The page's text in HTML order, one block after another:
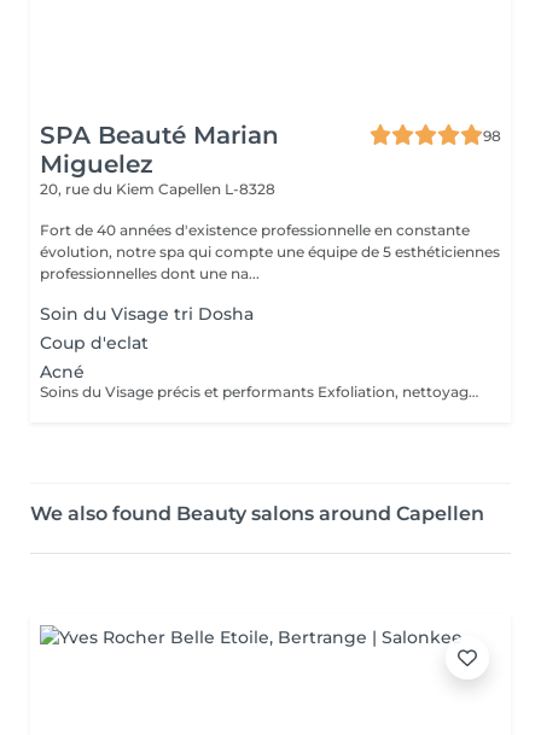
SPA Beauté Marian
Miguelez
98
20, rue du Kiem Capellen L-8328
Fort de 40 années d'existence professionnelle en constante
évolution, notre spa qui compte une équipe de 5 esthéticiennes
professionnelles dont une na...
Soin du Visage tri Dosha
Coup d'eclat
Acné
Soins du Visage précis et performants Exfoliation, nettoyage de peau profond, sérum personnalisé, masque ciblé, constituent les étapes clés des soins du visage PHYTOMER. Les produits utilisés pour les soins du visage en instituts et spas offrent une efficacité professionnelle avec des textures spécifiques et des concentrations optimisées en actifs marins.
We also found Beauty salons around Capellen